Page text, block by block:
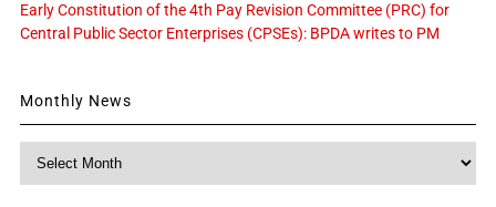
Early Constitution of the 4th Pay Revision Committee (PRC) for
Central Public Sector Enterprises (CPSEs): BPDA writes to PM
Monthly News